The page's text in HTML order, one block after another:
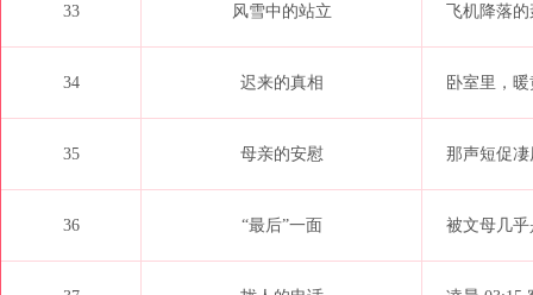
33 风雪中的站立 飞机降落
34 迟来的真相 卧室里，
35 母亲的安慰 那声短促
36 “最后”一面 被文母几